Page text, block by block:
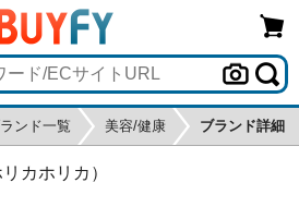
ンド一覧 美容/健康 ブランド詳細
カホリカ）